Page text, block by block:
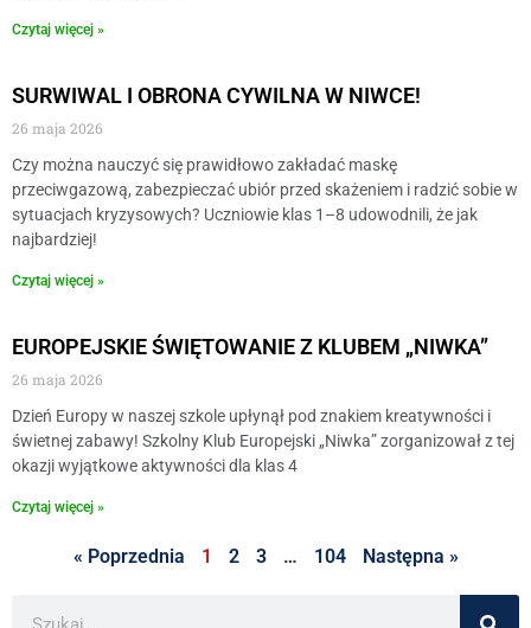
Czytaj więcej »
SURWIWAL I OBRONA CYWILNA W NIWCE!
26 maja 2026
Czy można nauczyć się prawidłowo zakładać maskę
przeciwgazową, zabezpieczać ubiór przed skażeniem i radzić sobie w
sytuacjach kryzysowych? Uczniowie klas 1–8 udowodnili, że jak
najbardziej!
Czytaj więcej »
EUROPEJSKIE ŚWIĘTOWANIE Z KLUBEM „NIWKA”
26 maja 2026
​Dzień Europy w naszej szkole upłynął pod znakiem kreatywności i
świetnej zabawy! Szkolny Klub Europejski „Niwka” zorganizował z tej
okazji wyjątkowe aktywności dla klas 4
Czytaj więcej »
« Poprzednia 1 2 3 … 104 Następna »